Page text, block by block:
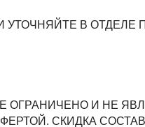
УТОЧНЯЙТЕ В ОТДЕЛЕ
ОГРАНИЧЕНО И НЕ
СКИДКА